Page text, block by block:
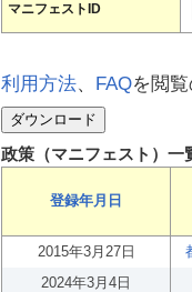
マニフェストID
利用方法、 FAQを閲
政策（マニフェスト）一
登録年月日
2015年3月27日
2024年3月4日